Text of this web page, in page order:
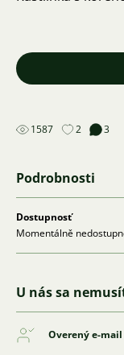
1587 2 3
Podrobnosti
Dostupnosť
Momentálně
U nás sa
Overený e-mail